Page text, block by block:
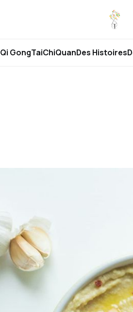
Qi GongTaiChiQuanDes Histoires